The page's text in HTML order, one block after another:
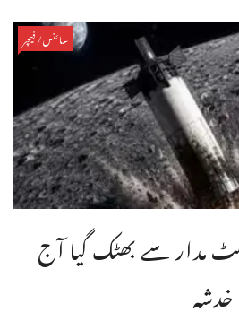
سائنس/فیچر
مدار سے بھٹک گیا آج